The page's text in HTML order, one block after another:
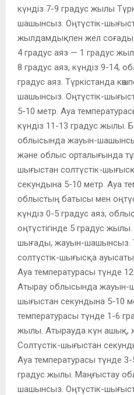
күндіз 7-9 градус жылы
шашынсыз. Оңтүстік-
жылдамдықпен жел соғады.
4 градус аяз — 1 градус
8 градус аяз, күндіз 9-14,
градус аяз. Түркістанда
шашынсыз. Оңтүстік-
5-10 метр. Ауа
күндіз 11-13 градус жылы.
облысында жауын-
және облыс орталығында
шығыстан солтүстік-
секундына 5-10 метр. Ауа
облыстың батысы мен
күндіз 0-5 градус аяз,
оңтүстігінде 5 градус
шығады, жауын-шашынсыз.
солтүстік-шығысқа
Ауа температурасы түнде
Атырау облысында жауын-
шығыстан секундына 5-10
температурасы түнде 1-6
жылы. Атырауда күн ашық,
Солтүстік-шығыстан
Ауа температурасы түнде 3-
градус жылы. Маңғыстау
шашынсыз. Оңтүстік-